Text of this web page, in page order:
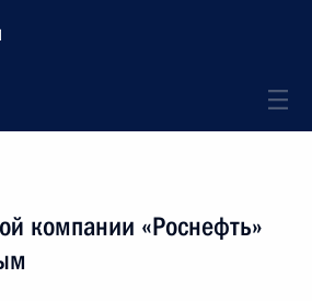
компании «Роснефть»